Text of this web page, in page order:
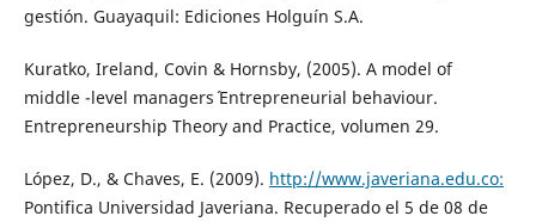
gestión. Guayaquil: Ediciones Holguín S.A.
Kuratko, Ireland, Covin & Hornsby, (2005). A model of
middle -level managers´ Entrepreneurial behaviour.
Entrepreneurship Theory and Practice, volumen 29.
López, D., & Chaves, E. (2009). http://www.javeriana.edu.co:
Pontifica Universidad Javeriana. Recuperado el 5 de 08 de